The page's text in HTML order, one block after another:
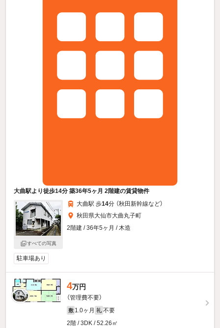
大曲駅より徒歩14分 築36年5ヶ月 2階建の賃貸物件
すべての写真
大曲駅 歩14分 （秋田新幹線など）
秋田県大仙市大曲丸子町
2階建 / 36年5ヶ月 / 木造
駐車場あり
4万円
（管理費不要）
敷 1.0ヶ月 礼 不要
2階 / 3DK / 52.26㎡